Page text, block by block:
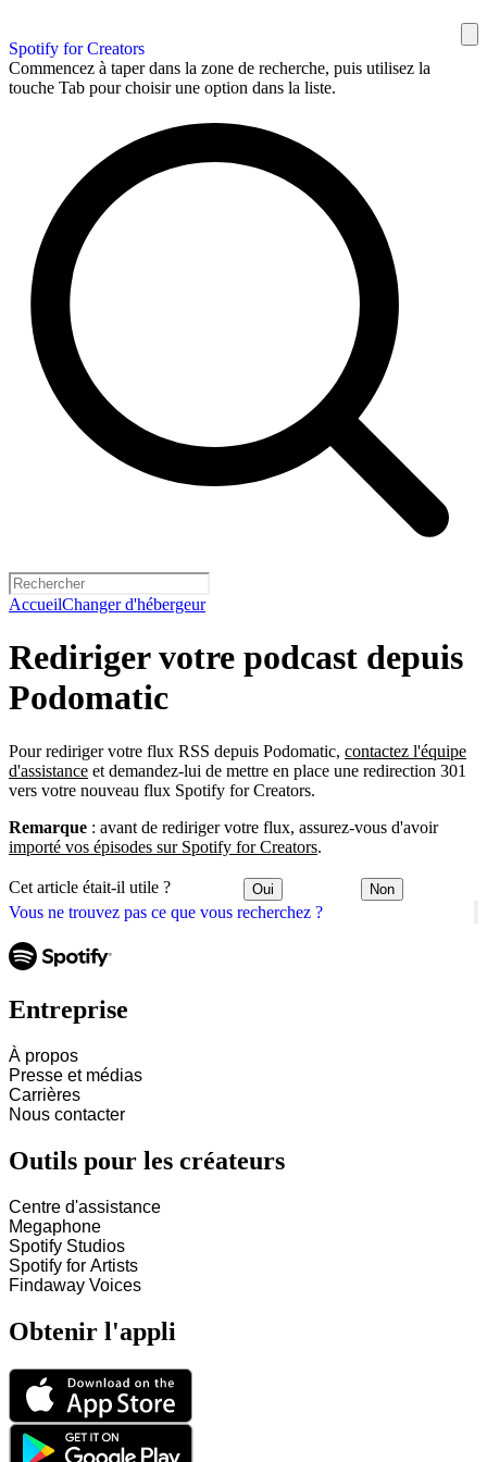
Spotify for Creators
Commencez à taper dans la zone de recherche, puis utilisez la
touche Tab pour choisir une option dans la liste.
AccueilChanger d'hébergeur
Vous ne trouvez pas ce que vous recherchez ?
Rediriger votre podcast depuis
Podomatic
Pour rediriger votre flux RSS depuis Podomatic, contactez l'équipe
d'assistance et demandez-lui de mettre en place une redirection 301
vers votre nouveau flux Spotify for Creators.
Remarque : avant de rediriger votre flux, assurez-vous d'avoir
importé vos épisodes sur Spotify for Creators.
Cet article était-il utile ? Oui Non
Entreprise
À propos
Presse et médias
Carrières
Nous contacter
Outils pour les créateurs
Centre d'assistance
Megaphone
Spotify Studios
Spotify for Artists
Findaway Voices
Obtenir l'appli